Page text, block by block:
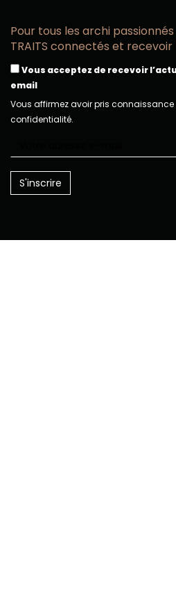
Pour tous les archi
TRAITS connectés et
Vous acceptez de recevoir
email
Vous affirmez avoir pris
confidentialité.